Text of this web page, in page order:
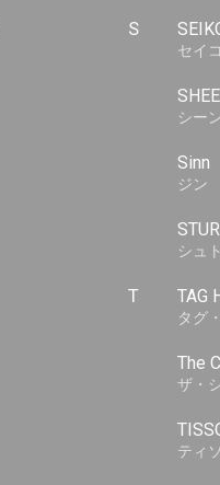
S
セイ
シー
Sinn
ジン
シュ
T TAG
タグ
The
ザ・
ティソ